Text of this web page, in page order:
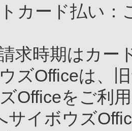
カード払い：
求時期はカー
ズOfficeは、
Officeをご利
サイボウズ